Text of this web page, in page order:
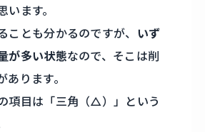
います。
ことも分かるのですが、 いず
が多い状態なので、そこは削
あります。
項目は「三角（△）」という